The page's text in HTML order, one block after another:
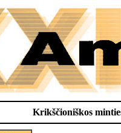
Krikščioniškos